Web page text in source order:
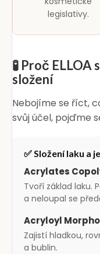
legislativy.
🧪 Proč
složení
Nebojíme se říct,
svůj účel, pojďme
✅ Složení laku a
Acrylates
Tvoří základ laku.
a neloupal se
Acryloyl
Zajistí hladkou,
a bublin.